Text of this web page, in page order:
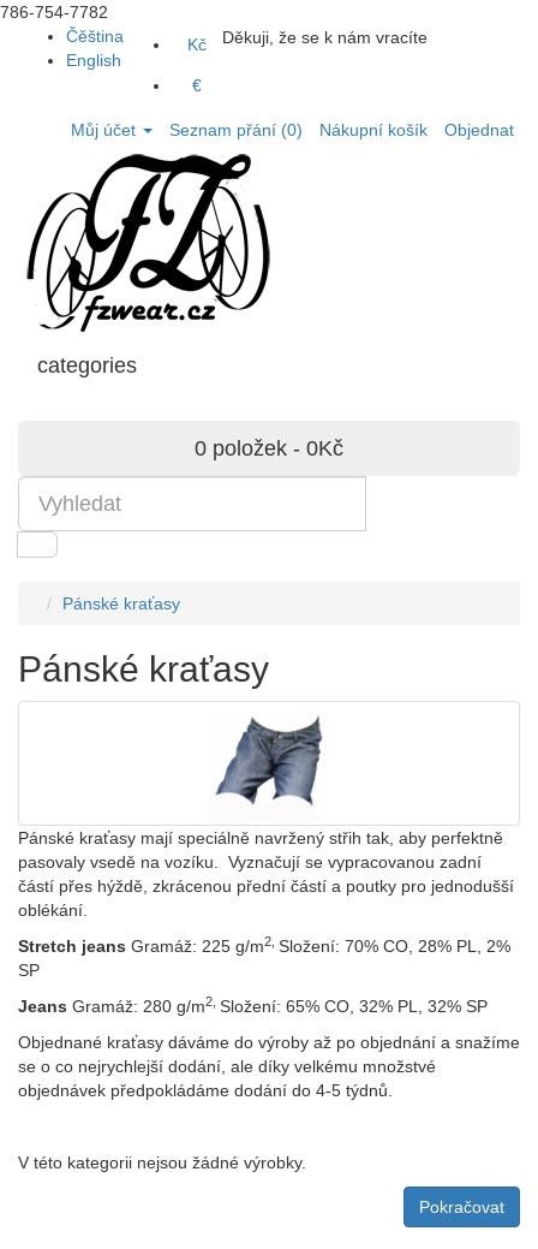
786-754-7782
Čěština
English
Kč
€
Děkuji, že se k nám vracíte
Můj účet Seznam přání (0) Nákupní košík Objednat
categories
0 položek - 0Kč
Pánské kraťasy
Pánské kraťasy
Pánské kraťasy mají speciálně navržený střih tak, aby perfektně
pasovaly vsedě na vozíku. Vyznačují se vypracovanou zadní
částí přes hýždě, zkrácenou přední částí a poutky pro jednodušší
oblékání.
Stretch jeans Gramáž: 225 g/m2, Složení: 70% CO, 28% PL, 2%
SP
Jeans Gramáž: 280 g/m2, Složení: 65% CO, 32% PL, 32% SP
Objednané kraťasy dáváme do výroby až po objednání a snažíme
se o co nejrychlejší dodání, ale díky velkému množstvé
objednávek předpokládáme dodání do 4-5 týdnů.
V této kategorii nejsou žádné výrobky.
Pokračovat